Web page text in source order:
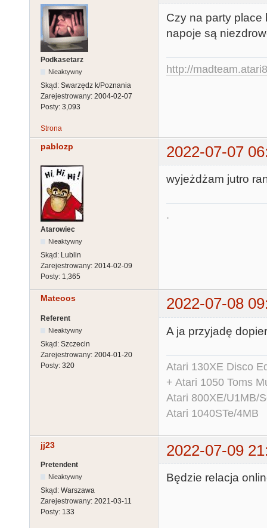
Podkasetarz
Nieaktywny
Skąd: Swarzędz k/Poznania
Zarejestrowany: 2004-02-07
Posty: 3,093
Czy na party place
napoje są
http://
Strona
pablozp 2022-07-07
Atarowiec
Nieaktywny
Skąd: Lublin
Zarejestrowany: 2014-02-09
Posty: 1,365
wyjeżdżam jutro
.
Mateoos 2022-07-08
Referent
Nieaktywny
Skąd: Szczecin
Zarejestrowany: 2004-01-20
Posty: 320
A ja przyjadę
Atari 130XE Disco
+ Atari 1050 Toms
Atari 800XE/U1MB/
Atari 1040STe/4MB
jj23 2022-07-09
Pretendent
Nieaktywny
Skąd: Warszawa
Zarejestrowany: 2021-03-11
Posty: 133
Będzie relacja